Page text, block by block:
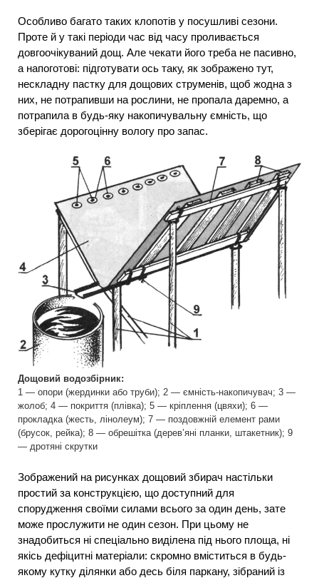
Особливо багато таких клопотів у посушливі сезони.
Проте й у такі періоди час від часу проливається
довгоочікуваний дощ. Але чекати його треба не пасивно,
а напоготові: підготувати ось таку, як зображено тут,
нескладну пастку для дощових струменів, щоб жодна з
них, не потрапивши на рослини, не пропала даремно, а
потрапила в будь-яку накопичувальну ємність, що
зберігає дорогоцінну вологу про запас.
Дощовий водозбірник:
1 — опори (жердинки або труби); 2 — ємність-накопичувач; 3 —
жолоб; 4 — покриття (плівка); 5 — кріплення (цвяхи); 6 —
прокладка (жесть, лінолеум); 7 — поздовжній елемент рами
(брусок, рейка); 8 — обрешітка (дерев’яні планки, штакетник); 9
— дротяні скрутки
Зображений на рисунках дощовий збирач настільки
простий за конструкцією, що доступний для
спорудження своїми силами всього за один день, зате
може прослужити не один сезон. При цьому не
знадобиться ні спеціально виділена під нього площа, ні
якісь дефіцитні матеріали: скромно вміститься в будь-
якому кутку ділянки або десь біля паркану, зібраний із